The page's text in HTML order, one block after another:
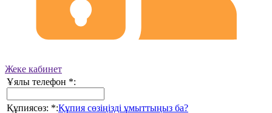
Жеке кабинет
Ұялы телефон *:
Құпиясөз: *:Құпия сөзіңізді ұмыттыңыз ба?